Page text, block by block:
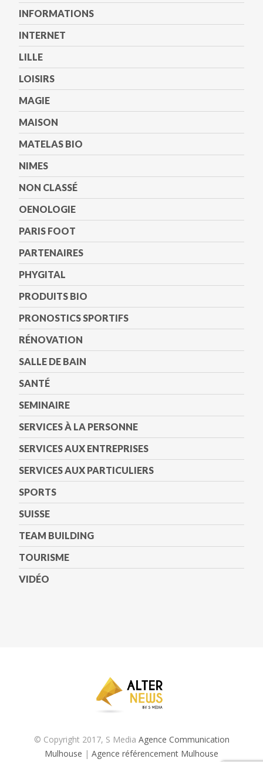
INFORMATIONS
INTERNET
LILLE
LOISIRS
MAGIE
MAISON
MATELAS BIO
NIMES
NON CLASSÉ
OENOLOGIE
PARIS FOOT
PARTENAIRES
PHYGITAL
PRODUITS BIO
PRONOSTICS SPORTIFS
RÉNOVATION
SALLE DE BAIN
SANTÉ
SEMINAIRE
SERVICES À LA PERSONNE
SERVICES AUX ENTREPRISES
SERVICES AUX PARTICULIERS
SPORTS
SUISSE
TEAM BUILDING
TOURISME
VIDÉO
© Copyright 2017, S Media Agence Communication
Mulhouse | Agence référencement Mulhouse